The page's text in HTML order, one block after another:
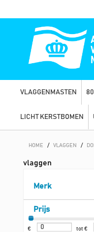
VLAGGENMASTEN
LICHT KERSTBOMEN
HOME / VLAGGEN /
vlaggen
Merk
Prijs
€ tot €